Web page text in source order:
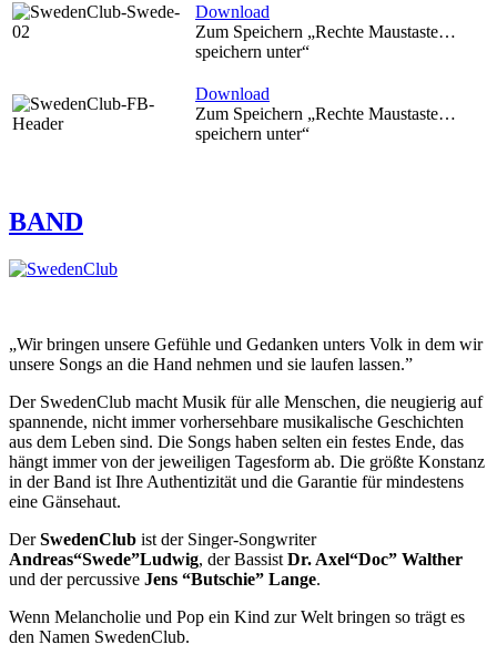
Download
Zum Speichern „Rechte Maustaste…
speichern unter“
Download
Zum Speichern „Rechte Maustaste…
speichern unter“
BAND
„Wir bringen unsere Gefühle und Gedanken unters Volk in dem wir
unsere Songs an die Hand nehmen und sie laufen lassen.”
Der SwedenClub macht Musik für alle Menschen, die neugierig auf
spannende, nicht immer vorhersehbare musikalische Geschichten
aus dem Leben sind. Die Songs haben selten ein festes Ende, das
hängt immer von der jeweiligen Tagesform ab. Die größte Konstanz
in der Band ist Ihre Authentizität und die Garantie für mindestens
eine Gänsehaut.
DerSwedenClub ist der Singer-Songwriter
Andreas“Swede”Ludwig, der Bassist Dr. Axel“Doc” Walther
und der percussive Jens “Butschie” Lange.
Wenn Melancholie und Pop ein Kind zur Welt bringen so trägt es
den Namen SwedenClub.